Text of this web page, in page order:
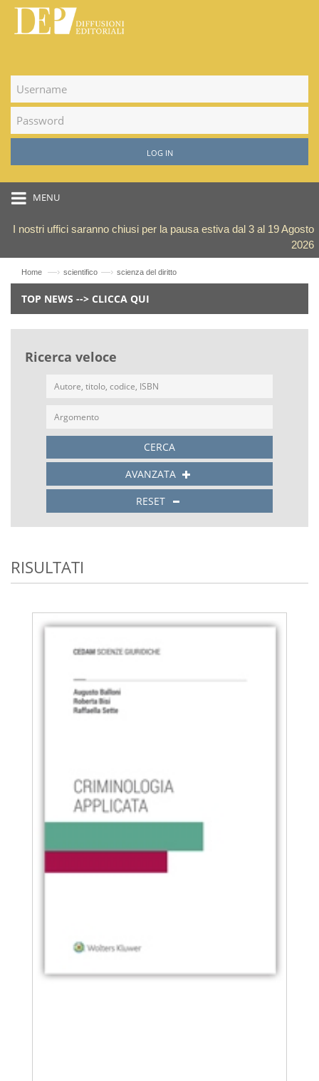
LOG IN
MENU
I nostri uffici saranno chiusi per la pausa estiva dal 3 al 19 Agosto
2026
Home —› scientifico —› scienza del diritto
TOP NEWS --> CLICCA QUI
Ricerca veloce
CERCA
AVANZATA
RESET
RISULTATI